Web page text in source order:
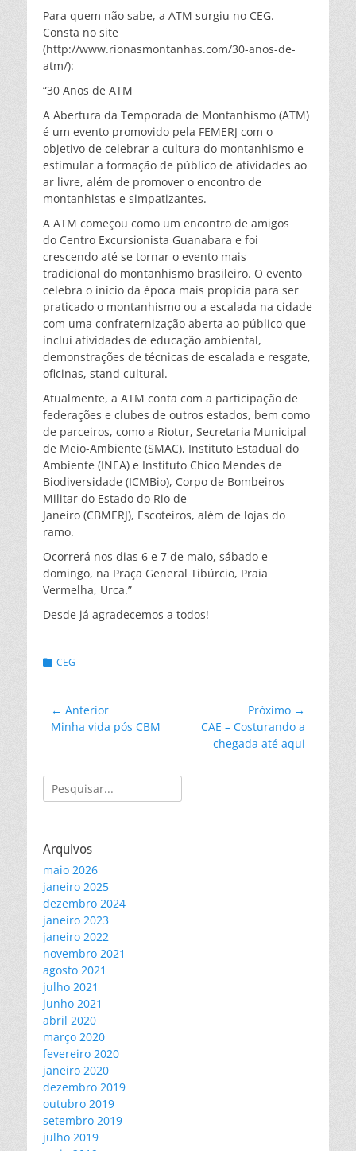
Para quem não sabe, a ATM surgiu no CEG.
Consta no site
(http://www.rionasmontanhas.com/30-anos-de-
atm/):
“30 Anos de ATM
A Abertura da Temporada de Montanhismo (ATM)
é um evento promovido pela FEMERJ com o
objetivo de celebrar a cultura do montanhismo e
estimular a formação de público de atividades ao
ar livre, além de promover o encontro de
montanhistas e simpatizantes.
A ATM começou como um encontro de amigos
do Centro Excursionista Guanabara e foi
crescendo até se tornar o evento mais
tradicional do montanhismo brasileiro. O evento
celebra o início da época mais propícia para ser
praticado o montanhismo ou a escalada na cidade
com uma confraternização aberta ao público que
inclui atividades de educação ambiental,
demonstrações de técnicas de escalada e resgate,
oficinas, stand cultural.
Atualmente, a ATM conta com a participação de
federações e clubes de outros estados, bem como
de parceiros, como a Riotur, Secretaria Municipal
de Meio-Ambiente (SMAC), Instituto Estadual do
Ambiente (INEA) e Instituto Chico Mendes de
Biodiversidade (ICMBio), Corpo de Bombeiros
Militar do Estado do Rio de
Janeiro (CBMERJ), Escoteiros, além de lojas do
ramo.
Ocorrerá nos dias 6 e 7 de maio, sábado e
domingo, na Praça General Tibúrcio, Praia
Vermelha, Urca.”
Desde já agradecemos a todos!
Categorias:
CEG
Navegação
de
← Anterior
Post
Minha vida pós CBM
Próximo →
PróximoCAE – Costurando a
chegada até aqui
Pesquisar
por:
Arquivos
maio 2026
janeiro 2025
dezembro 2024
janeiro 2023
janeiro 2022
novembro 2021
agosto 2021
julho 2021
junho 2021
abril 2020
março 2020
fevereiro 2020
janeiro 2020
dezembro 2019
outubro 2019
setembro 2019
julho 2019